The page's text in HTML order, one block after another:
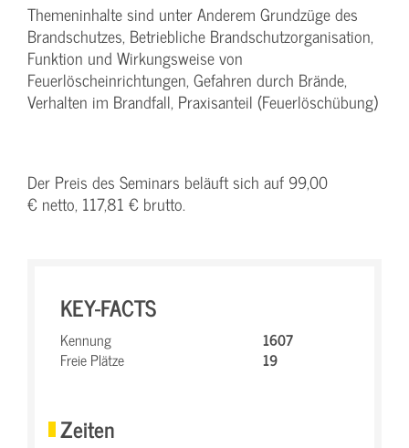
Themeninhalte sind unter Anderem Grundzüge des
Brandschutzes, Betriebliche Brandschutzorganisation,
Funktion und Wirkungsweise von
Feuerlöscheinrichtungen, Gefahren durch Brände,
Verhalten im Brandfall, Praxisanteil (Feuerlöschübung)
Der Preis des Seminars beläuft sich auf 99,00
€ netto, 117,81 € brutto.
KEY-FACTS
Kennung
1607
Freie Plätze
19
Zeiten